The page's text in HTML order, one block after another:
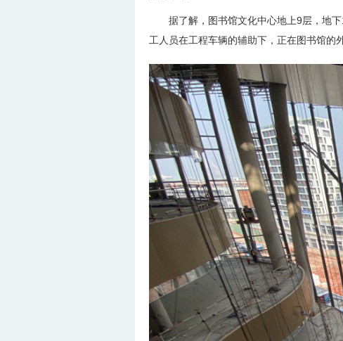
据了解，图书馆文化中心地上9层，地
工人员在工程车辆的辅助下，正在图书馆的